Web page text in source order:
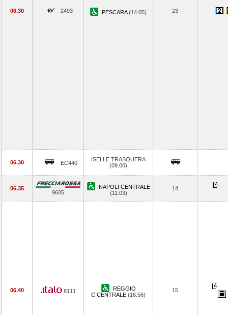
06.30 2493 PESCARA(14.05) 23
06.30 EC440
ISELLE TRASQUERA
(09.00)
06.35
9605
NAPOLI CENTRALE
(11.03)
14
06.40 8111
REGGIO
C.CENTRALE (16.56)
15